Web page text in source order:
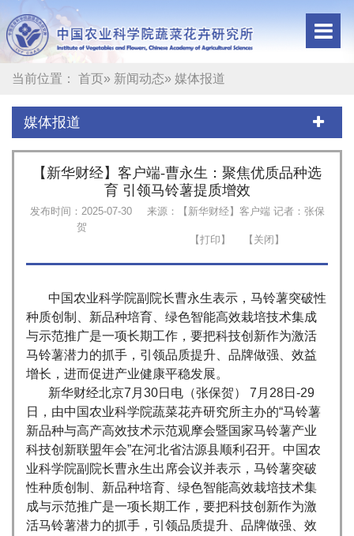
当前位置： 首页» 新闻动态» 媒体报道
媒体报道
【新华财经】客户端-曹永生：聚焦优质品种选
育 引领马铃薯提质增效
发布时间：2025-07-30
来源：【新华财经】客户端 记者：张保
贺
中国农业科学院副院长曹永生表示，马铃薯突破性
种质创制、新品种培育、绿色智能高效栽培技术集成
与示范推广是一项长期工作，要把科技创新作为激活
马铃薯潜力的抓手，引领品质提升、品牌做强、效益
增长，进而促进产业健康平稳发展。
新华财经北京7月30日电（张保贺） 7月28日-29
日，由中国农业科学院蔬菜花卉研究所主办的“马铃薯
新品种与高产高效技术示范观摩会暨国家马铃薯产业
科技创新联盟年会”在河北省沽源县顺利召开。中国农
业科学院副院长曹永生出席会议并表示，马铃薯突破
性种质创制、新品种培育、绿色智能高效栽培技术集
成与示范推广是一项长期工作，要把科技创新作为激
活马铃薯潜力的抓手，引领品质提升、品牌做强、效